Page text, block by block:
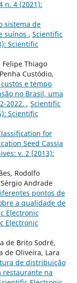
n. 4 (2021):
sistema de
suínos , Scientific
Scientific
Felipe Thiago
Custódio,
e tempo
no Brasil, uma
2022. , Scientific
Scientific
for
Seed Cassia
v. 2 (2013):
Rodolfo
Andrade
pontos de
a qualidade de
Electronic
Electronic
de Brito Sodré,
de Oliveira, Lara
de distribuição
restaurante na